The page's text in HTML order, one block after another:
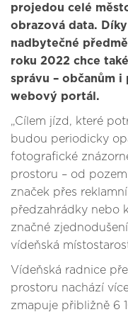
projedou celé
obrazová data.
nadbytečné
roku 2022 chce
správu – občanům
webový portál.
„Cílem jízd, které
budou periodicky
fotografické
prostoru – od
značek přes
předzahrádky nebo
značné
vídeňská
Vídeňská radnice
prostoru nachází
zmapuje přibližně 6